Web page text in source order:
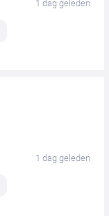
1 dag geleden
1 dag geleden